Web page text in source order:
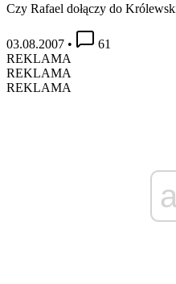
Czy Rafael dołączy do
03.08.2007 •
61
REKLAMA
REKLAMA
REKLAMA